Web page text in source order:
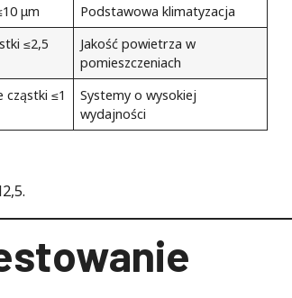
μm
Podstawowa klimatyzacja
≤2,5
Jakość powietrza w
pomieszczeniach
≤1
Systemy o wysokiej
wydajności